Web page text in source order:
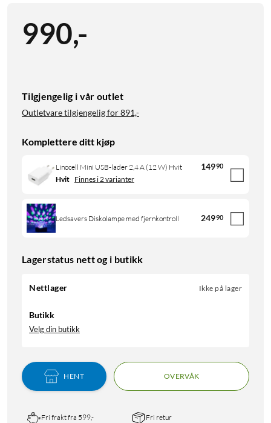
990,-
Tilgjengelig i vår outlet
Outletvare tilgjengelig for891,-
Komplettere ditt kjøp
Linocell Mini USB-lader 2,4 A (12 W) Hvit 14990
Hvit Finnes i 2 varianter
Ledsavers Diskolampe med fjernkontroll 24990
Lagerstatus nett og i butikk
Nettlager Ikke på lager
Butikk
Velg din butikk
HENT OVERVÅK
Fri frakt fra 599,- Fri retur